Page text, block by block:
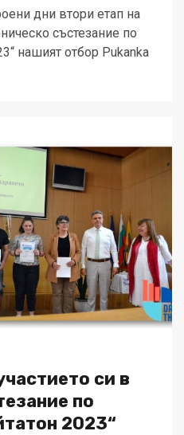
дни втори етап на
състезание по
нашият отбор Pukanka
си в
по
2023“